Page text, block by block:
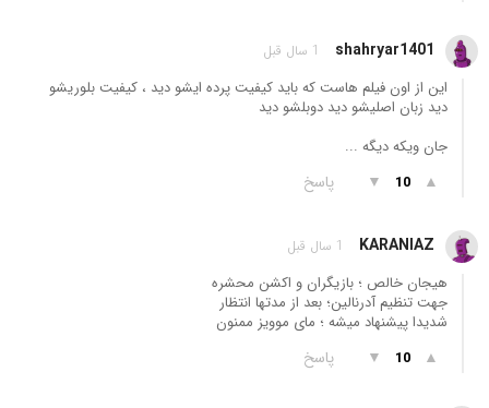
shahryar1401 1 سال قبل
این از اون فیلم هاست که باید کیفیت پرده ایشو دید ، کیفیت بلوریشو
دید زبان اصلیشو دید دوبلشو دید
جان ویکه دیگه ...
▲
10
▼ پاسخ
KARANIAZ 1 سال قبل
هیجان خالص ؛ بازیگران و اکشن محشره
جهت تنظیم آدرنالین‌؛ بعد از مدتها انتظار
شدیدا پیشنهاد میشه ؛ مای موویز ممنون
▲
10
▼ پاسخ